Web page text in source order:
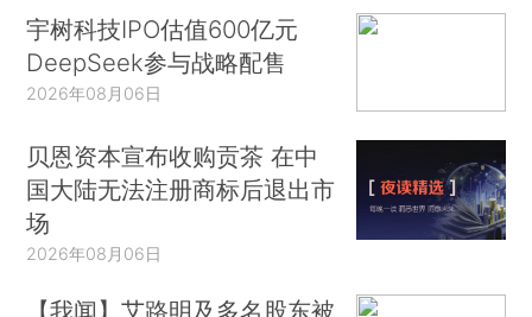
宇树科技IPO估值600亿元
DeepSeek参与战略配售
2026年08月06日
贝恩资本宣布收购贡茶 在中
国大陆无法注册商标后退出市
场
2026年08月06日
【我闻】艾路明及多名股东被